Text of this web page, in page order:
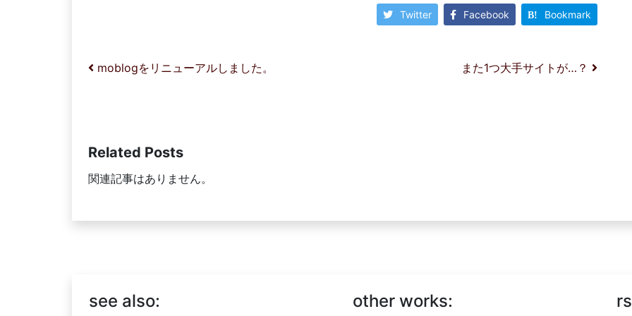
Twitter Facebook Bookmark
投稿ナビゲーション
moblogをリニューアルしました。 また1つ大手サイトが…？
Related Posts
関連記事はありません。
see also: other works: